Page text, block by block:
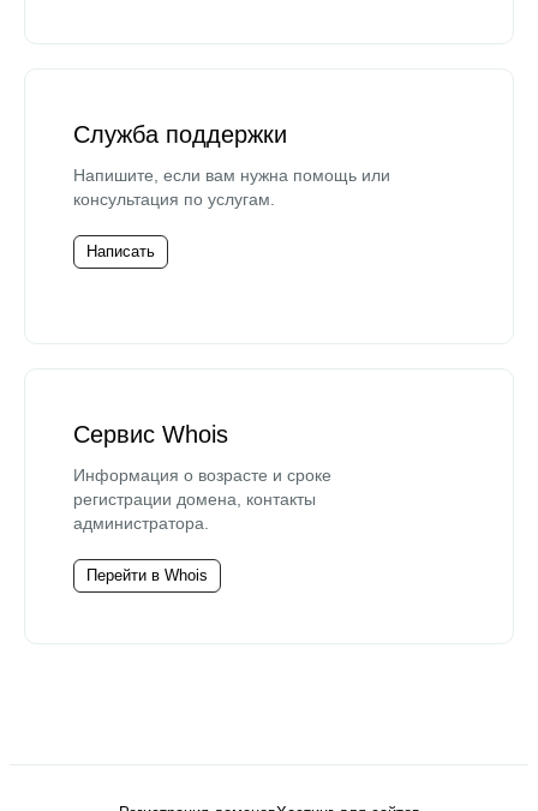
Служба поддержки
Напишите, если вам нужна помощь или
консультация по услугам.
Написать
Сервис Whois
Информация о возрасте и сроке
регистрации домена, контакты
администратора.
Перейти в Whois